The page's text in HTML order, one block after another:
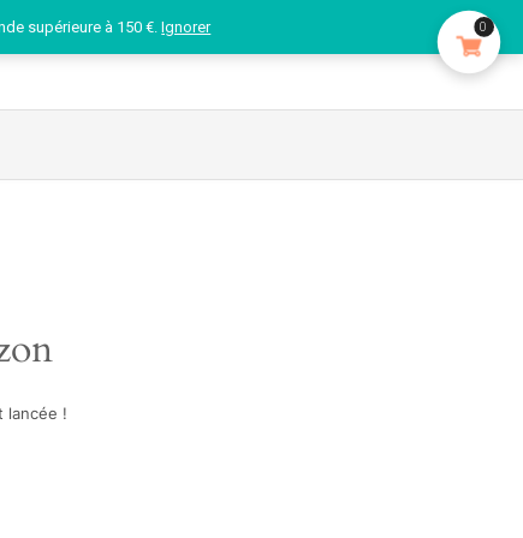
supérieure à 150 €.Ignorer
lancée !
0